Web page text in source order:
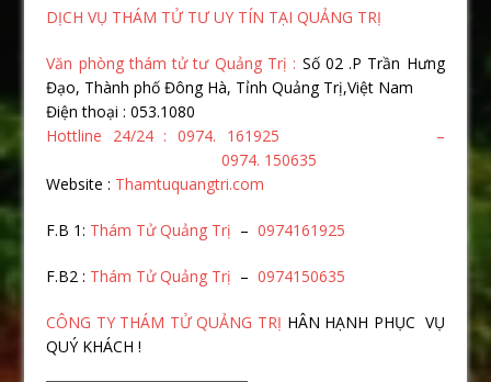
DỊCH VỤ THÁM TỬ TƯ UY TÍN TẠI QUẢNG TRỊ
Văn phòng thám tử tư Quảng Trị : Số 02 .P Trần Hưng
Đạo, Thành phố Đông Hà, Tỉnh Quảng Trị,Việt Nam
Điện thoại : 053.1080
Hottline 24/24 : 0974. 161925 –
0974. 150635
Website : Thamtuquangtri.com
F.B 1: Thám Tử Quảng Trị –0974161925
F.B2 : Thám Tử Quảng Trị –0974150635
CÔNG TY THÁM TỬ QUẢNG TRỊ HÂN HẠNH PHỤC VỤ
QUÝ KHÁCH !